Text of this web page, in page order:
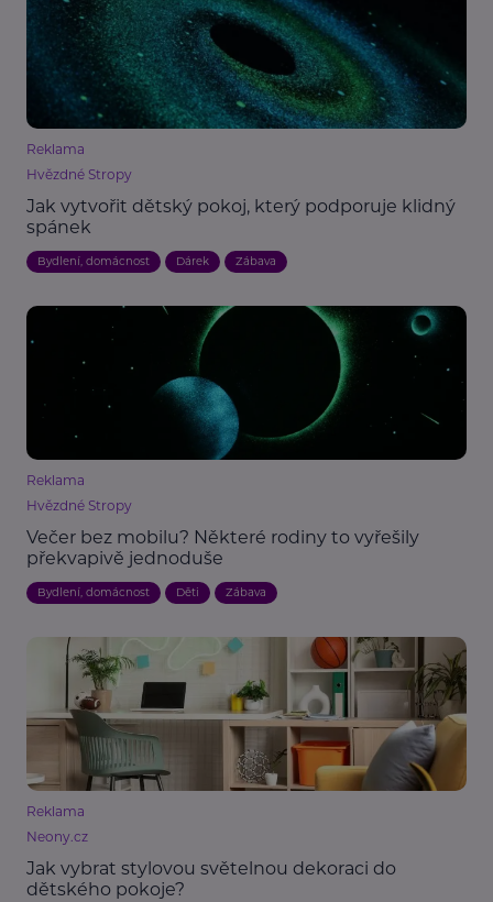
Reklama
Hvězdné Stropy
Jak vytvořit dětský pokoj, který podporuje klidný
spánek
Bydlení, domácnost Dárek Zábava
Reklama
Hvězdné Stropy
Večer bez mobilu? Některé rodiny to vyřešily
překvapivě jednoduše
Bydlení, domácnost Děti Zábava
Reklama
Neony.cz
Jak vybrat stylovou světelnou dekoraci do
dětského pokoje?